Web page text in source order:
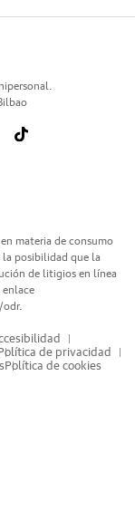
materia de consumo
la posibilidad que la
de litigios en línea
enlace
odr.
de privacidad
Política de cookies